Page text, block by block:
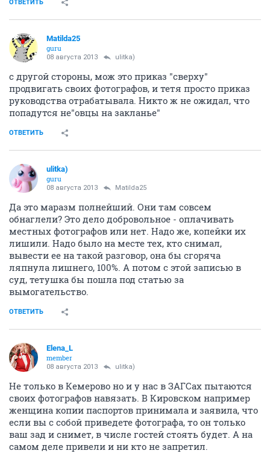
ОТВЕТИТЬ
Matilda25
guru
08 августа 2013 ulitka)
с другой стороны, мож это приказ "сверху"
продвигать своих фотографов, и тетя просто приказ
руководства отрабатывала. Никто ж не ожидал, что
попадутся не"овцы на закланье"
ОТВЕТИТЬ
ulitka)
guru
08 августа 2013 Matilda25
Да это маразм полнейший. Они там совсем
обнаглели? Это дело добровольное - оплачивать
местных фотографов или нет. Надо же, копейки их
лишили. Надо было на месте тех, кто снимал,
вывести ее на такой разговор, она бы сгоряча
ляпнула лишнего, 100%. А потом с этой записью в
суд, тетушка бы пошла под статью за
вымогательство.
ОТВЕТИТЬ
Elena_L
member
08 августа 2013 ulitka)
Не только в Кемерово но и у нас в ЗАГСах пытаются
своих фотографов навязать. В Кировском например
женщина копии паспортов принимала и заявила, что
если вы с собой приведете фотографа, то он только
ваш зад и снимет, в числе гостей стоять будет. А на
самом деле привели и ни кто не запретил.